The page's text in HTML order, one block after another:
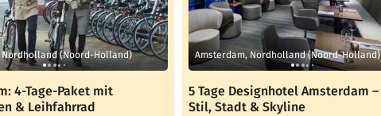
Nordholland (Noord-Holland)
4-Tage-Paket mit
& Leihfahrrad
Amsterdam, Nordholland (Noord-Holland)
5 Tage Designhotel Amsterdam –
Stil, Stadt & Skyline